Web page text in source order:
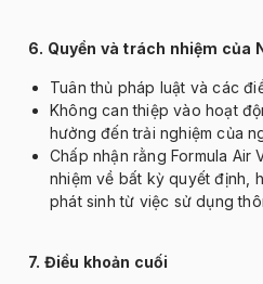
6. Quyền và trách nhiệm của
Tuân thủ pháp luật và cácđi
Không can thiệp vào hoạtđ
hưởngđến trải nghiệm của
Chấp nhận rằng Formula Air
nhiệm về bất kỳ quyếtđịnh, h
phát sinh từ việc sử dụng th
7. Điều khoản cuối